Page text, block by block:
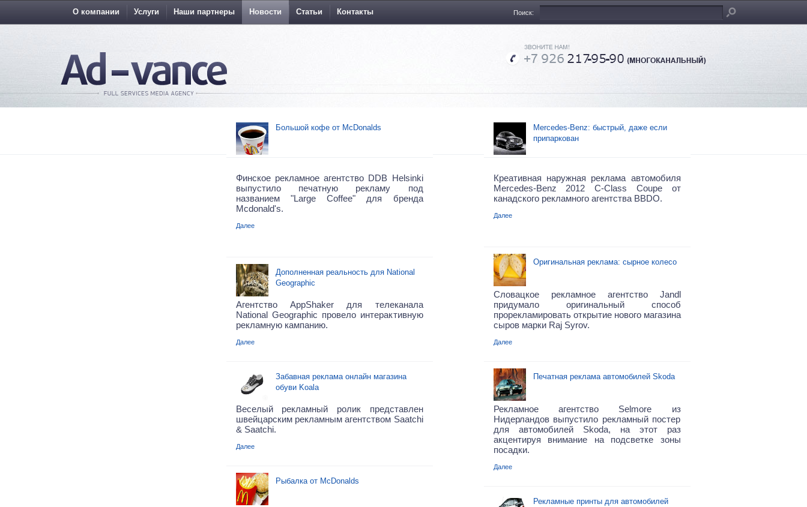
О компании Услуги Наши партнеры Новости Статьи Контакты Поиск:
Большой кофе от McDonalds
Финское рекламное агентство DDB Helsinki
выпустило печатную рекламу под
названием "Large Coffee" для бренда
Mcdonald's.
Далее
Дополненная реальность для National
Geographic
Агентство AppShaker для телеканала
National Geographic провело интерактивную
рекламную кампанию.
Далее
Забавная реклама онлайн магазина
обуви Koala
Веселый рекламный ролик представлен
швейцарским рекламным агентством Saatchi
& Saatchi.
Далее
Рыбалка от McDonalds
Mercedes-Benz: быстрый, даже если
припаркован
Креативная наружная реклама автомобиля
Mercedes-Benz 2012 C-Class Coupe от
канадского рекламного агентства BBDO.
Далее
Оригинальная реклама: сырное колесо
Словацкое рекламное агентство Jandl
придумало оригинальный способ
прорекламировать открытие нового магазина
сыров марки Raj Syrov.
Далее
Печатная реклама автомобилей Skoda
Рекламное агентство Selmore из
Нидерландов выпустило рекламный постер
для автомобилей Skoda, на этот раз
акцентируя внимание на подсветке зоны
посадки.
Далее
Рекламные принты для автомобилей